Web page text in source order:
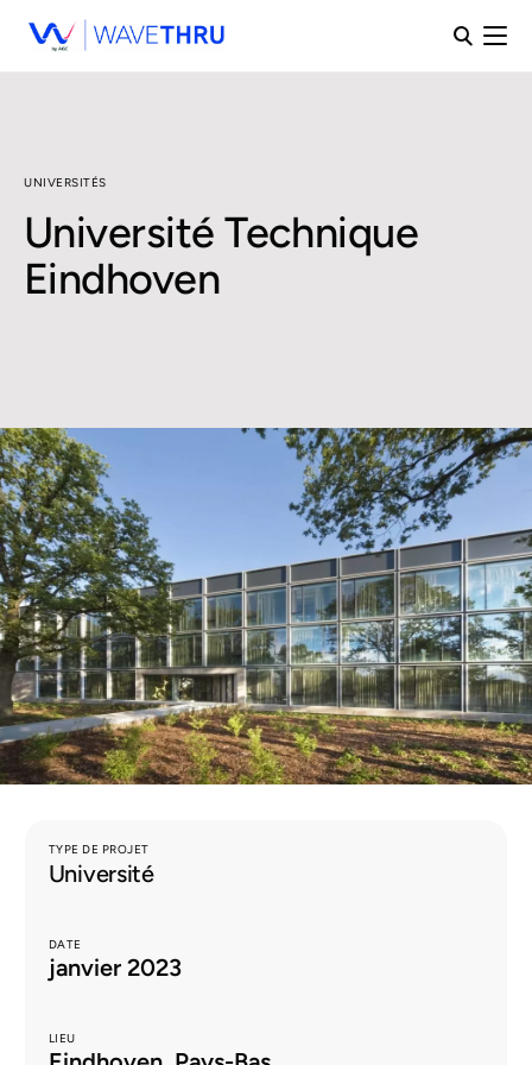
UNIVERSITÉS
Université Technique
Eindhoven
TYPE DE PROJET
Université
DATE
janvier 2023
LIEU
FR